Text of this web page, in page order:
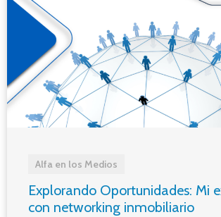
Alfa en los Medios
Explorando Oportunidades: Mi
con networking inmobiliario